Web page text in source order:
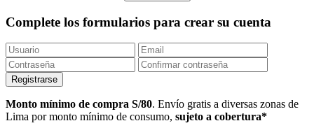
Complete los formularios para crear su cuenta
Monto mínimo de compra S/80. Envío gratis a diversas zonas de
Lima por monto mínimo de consumo, sujeto a cobertura*